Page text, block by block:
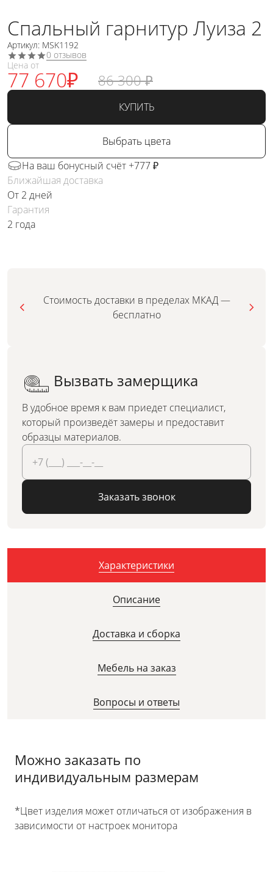
Спальный гарнитур Луиза 2
Артикул: MSK1192
0 отзывов
Цена от
77 670₽ 86 300 ₽
КУПИТЬ
Выбрать цвета
На ваш бонусный счёт +777 ₽
Ближайшая доставка
От 2 дней
Гарантия
2 года
Стоимость доставки в пределах МКАД —
бесплатно
Вызвать замерщика
В удобное время к вам приедет специалист,
который произведёт замеры и предоставит
образцы материалов.
Заказать звонок
Характеристики
Описание
Доставка и сборка
Мебель на заказ
Вопросы и ответы
Можно заказать по
индивидуальным размерам
*Цвет изделия может отличаться от изображения в
зависимости от настроек монитора